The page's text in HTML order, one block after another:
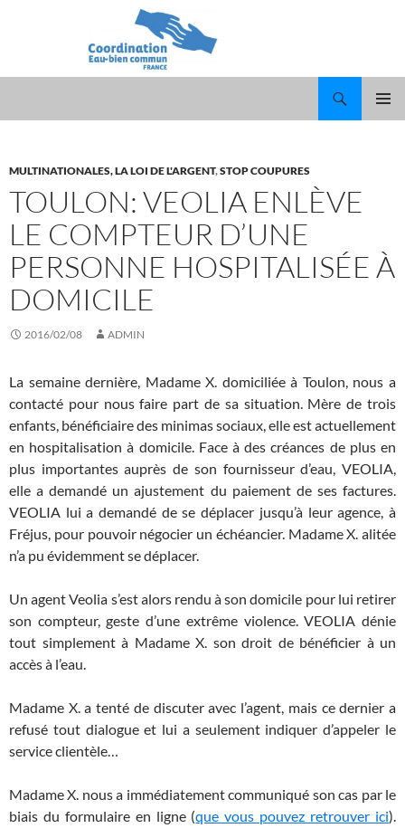
MULTINATIONALES, LA LOI DE L'ARGENT,STOP COUPURES
TOULON: VEOLIA ENLÈVE
LE COMPTEUR D’UNE
PERSONNE HOSPITALISÉE À
DOMICILE
2016/02/08 ADMIN
La semaine dernière, Madame X. domiciliée à Toulon, nous a
contacté pour nous faire part de sa situation. Mère de trois
enfants, bénéficiaire des minimas sociaux, elle est actuellement
en hospitalisation à domicile. Face à des créances de plus en
plus importantes auprès de son fournisseur d’eau, VEOLIA,
elle a demandé un ajustement du paiement de ses factures.
VEOLIA lui a demandé de se déplacer jusqu’à leur agence, à
Fréjus, pour pouvoir négocier un échéancier. Madame X. alitée
n’a pu évidemment se déplacer.
Un agent Veolia s’est alors rendu à son domicile pour lui retirer
son compteur, geste d’une extrême violence. VEOLIA dénie
tout simplement à Madame X. son droit de bénéficier à un
accès à l’eau.
Madame X. a tenté de discuter avec l’agent, mais ce dernier a
refusé tout dialogue et lui a seulement indiquer d’appeler le
service clientèle…
Madame X. nous a immédiatement communiqué son cas par le
biais du formulaire en ligne (que vous pouvez retrouver ici).